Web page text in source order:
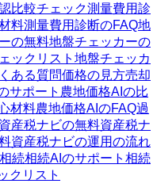
比較チェック測量費用診
料測量費用診断のFAQ地
の無料地盤チェッカーの
ックリスト 地盤チェッカ
ある質問価格の見方売却
サポート 農地価格AIの比
材料農地価格AIのFAQ過
資産税ナビの無料資産税ナ
資産税ナビの運用の流れ
続相続AIのサポート 相続
クリスト